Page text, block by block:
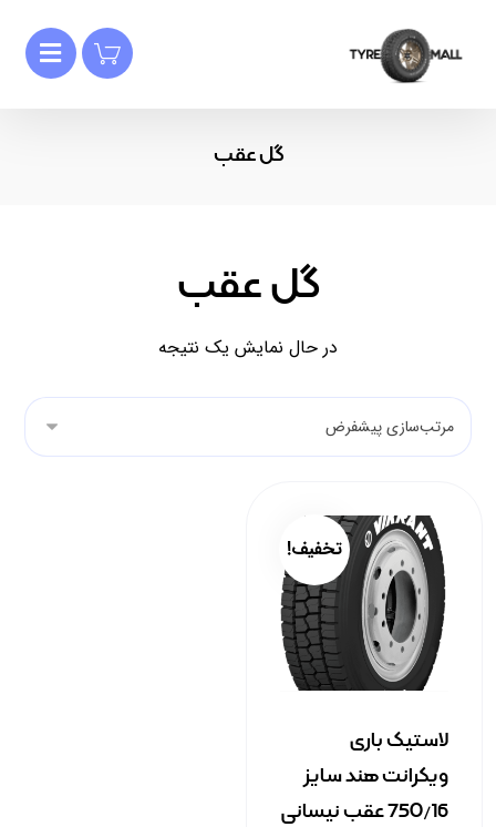
گل عقب
گل عقب
در حال نمایش یک نتیجه
لاستیک باری
ویکرانت هند سایز
750/16 عقب نیسانی
تخفیف!